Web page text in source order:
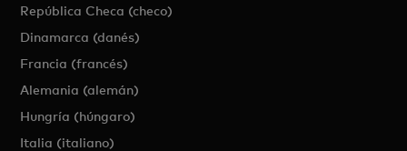
República Checa (checo)
Dinamarca (danés)
Francia (francés)
Alemania (alemán)
Hungría (húngaro)
Italia (italiano)